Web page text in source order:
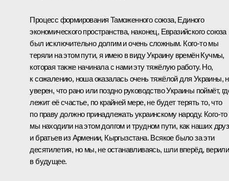
Процесс формирования Таможенного союза, Единого
экономического пространства, наконец, Евразийского союза
был исключительно долгим и очень сложным. Кого‑то мы
теряли на этом пути, я имею в виду Украину времён Кучмы,
которая также начинала с нами эту тяжёлую работу. Но,
к сожалению, ноша оказалась очень тяжёлой для Украины,
уверен, что рано или поздно руководство Украины поймёт,
лежит её счастье, по крайней мере, не будет терять то, что
по праву должно принадлежать украинскому народу. Кого‑то
мы находили на этом долгом и трудном пути, как наших
и братьев из Армении, Кыргызстана. Всякое было за эти
десятилетия, но мы, не останавливаясь, шли вперёд, верили
в будущее.